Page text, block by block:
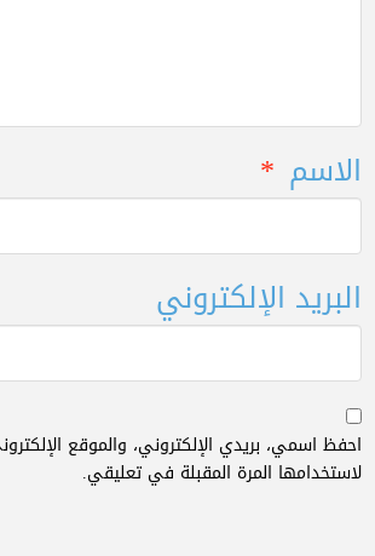
الاسم *
البريد الإلكتروني
احفظ اسمي، بريدي الإلكتروني، والموقع
لاستخدامها المرة المقبلة في تعليقي.